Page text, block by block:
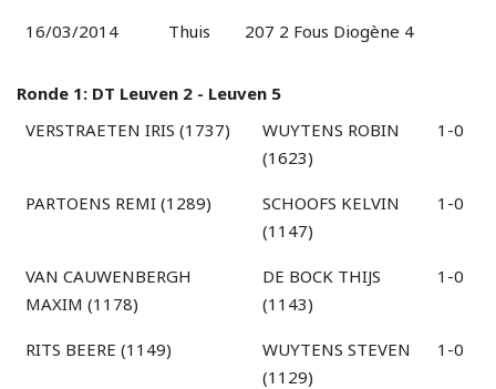
16/03/2014 Thuis 207 2 Fous Diogène 4
Ronde 1: DT Leuven 2 - Leuven 5
VERSTRAETEN IRIS (1737)
WUYTENS ROBIN
(1623)
1-0
PARTOENS REMI (1289)
SCHOOFS KELVIN
(1147)
1-0
VAN CAUWENBERGH
MAXIM (1178)
DE BOCK THIJS
(1143)
1-0
RITS BEERE (1149)
WUYTENS STEVEN
(1129)
1-0